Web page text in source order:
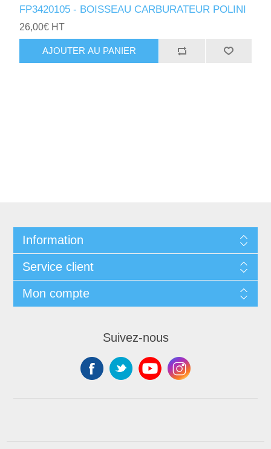
FP3420105 - BOISSEAU CARBURATEUR POLINI
26,00€ HT
AJOUTER AU PANIER
Information
Service client
Mon compte
Suivez-nous